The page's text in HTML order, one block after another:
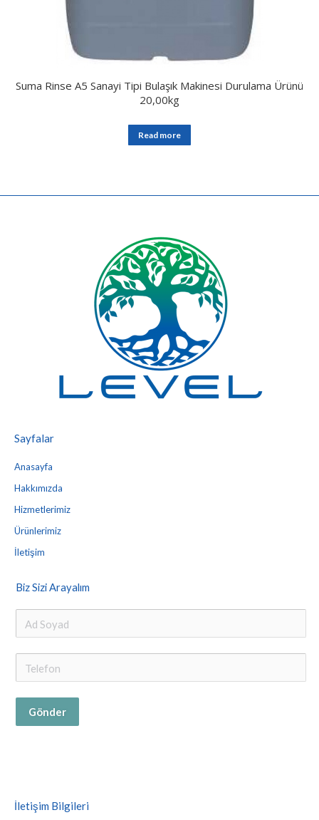
Suma Rinse A5 Sanayi Tipi Bulaşık Makinesi Durulama Ürünü
20,00kg
Read more
Sayfalar
Anasayfa
Hakkımızda
Hizmetlerimiz
Ürünlerimiz
İletişim
Biz Sizi Arayalım
Gönder
İletişim Bilgileri